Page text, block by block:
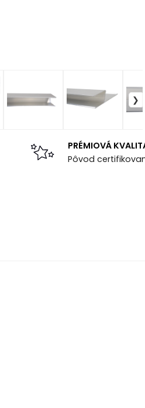
PRÉMIOVÁ
Pôvod